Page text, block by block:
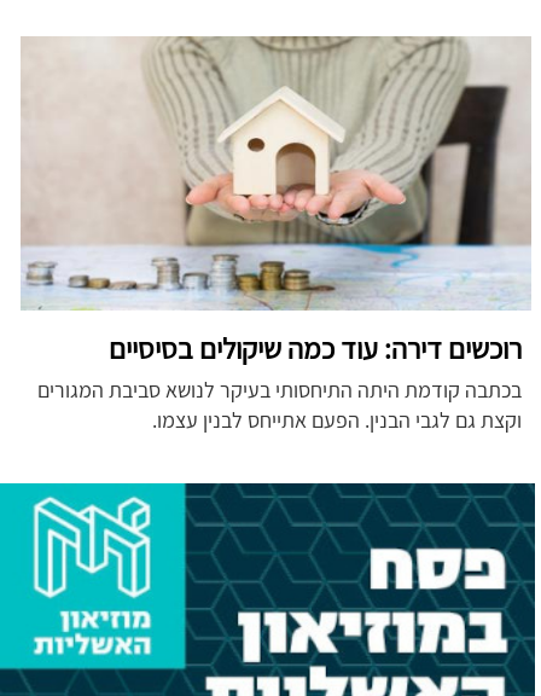
רוכשים דירה: עוד כמה שיקולים בסיסיים
בכתבה קודמת היתה התיחסותי בעיקר לנושא סביבת המגורים
וקצת גם לגבי הבנין. הפעם אתייחס לבנין עצמו.